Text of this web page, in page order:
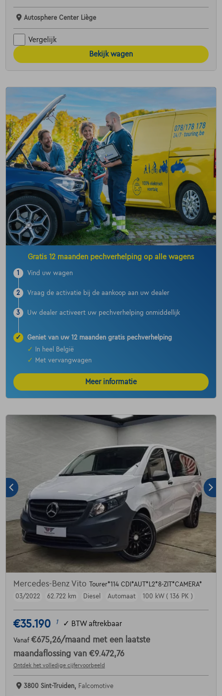
Autosphere Center Liège
Vergelijk
Bekijk wagen
Gratis 12 maanden pechverhelping op alle wagens
1 Vind uw wagen
2 Vraag de activatie bij de aankoop aan uw dealer
3 Uw dealer activeert uw pechverhelping onmiddellijk
✓
Geniet van uw 12 maanden gratis pechverhelping
✓
In heel België
✓
Met vervangwagen
Meer informatie
Mercedes-Benz Vito Tourer*114 CDI*AUT*L2*8-ZIT*CAMERA*
03/2022
62.722 km Diesel Automaat 100 kW ( 136 PK )
€35.190 1 ✓ BTW aftrekbaar
Vanaf €675,26/maand met een laatste
maandaflossing van €9.472,76
Ontdek het volledige cijfervoorbeeld
3800 Sint-Truiden, Falcomotive